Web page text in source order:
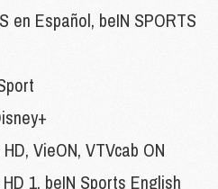
en Español, beIN SPORTS
VieON, VTVcab ON
1, beIN Sports English